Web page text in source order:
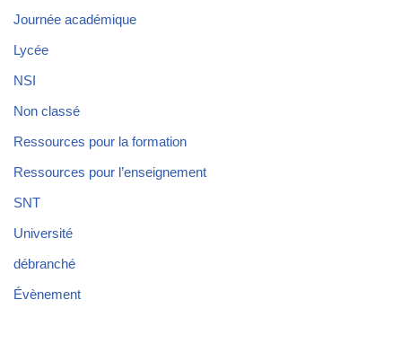
Journée académique
Lycée
NSI
Non classé
Ressources pour la formation
Ressources pour l’enseignement
SNT
Université
débranché
Évènement